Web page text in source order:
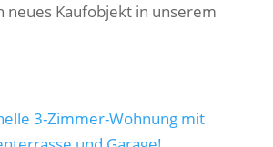
neues Kaufobjekt in unserem
3-Zimmer-Wohnung mit